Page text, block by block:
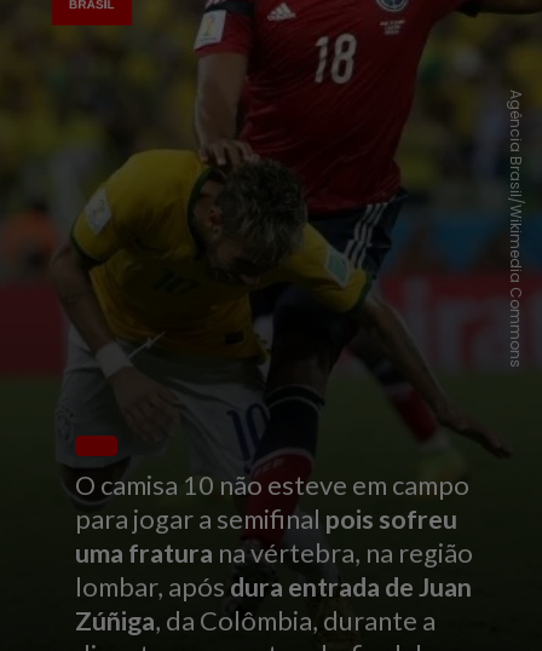
O camisa 10 não esteve em campo
para jogar a semifinal pois sofreu
uma fratura na vértebra, na região
lombar, após dura entrada de Juan
Zúñiga, da Colômbia, durante a
Agência Brasil/Wikimedia Commons